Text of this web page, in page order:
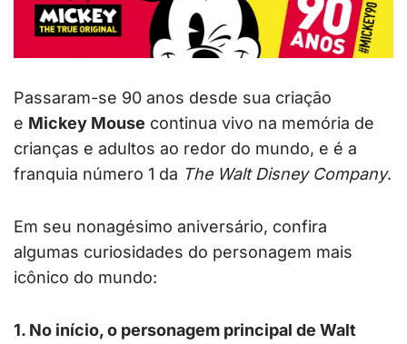
Passaram-se 90 anos desde sua criação
e Mickey Mouse continua vivo na memória de
crianças e adultos ao redor do mundo, e é a
franquia número 1 da The Walt Disney Company.
Em seu nonagésimo aniversário, confira
algumas curiosidades do personagem mais
icônico do mundo:
1. No início, o personagem principal de Walt